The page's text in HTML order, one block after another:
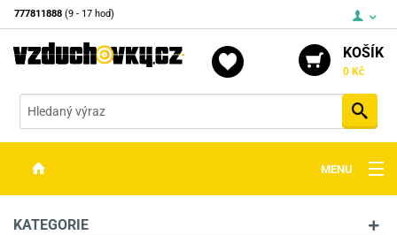
777811888 (9 - 17 hod)
KOŠÍK
0 Kč
MENU
KATEGORIE